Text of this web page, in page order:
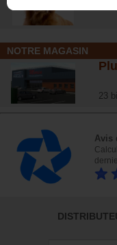
NOTRE MAGASIN
23
Avis